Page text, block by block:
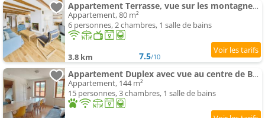
Appartement Terrasse, vue sur les montagnes et Parking
Appartement, 80 m²
6 personnes, 2 chambres, 1 salle de bains
3.8 km 7.5/10
Appartement Duplex avec vue au centre de Bussang
Appartement, 144 m²
15 personnes, 3 chambres, 1 salle de bains